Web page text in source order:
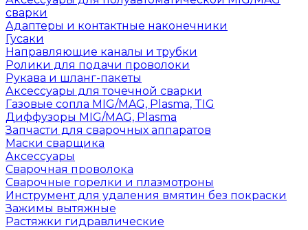
сварки
Адаптеры и контактные наконечники
Гусаки
Направляющие каналы и трубки
Ролики для подачи проволоки
Рукава и шланг-пакеты
Аксессуары для точечной сварки
Газовые сопла MIG/MAG, Plasma, TIG
Диффузоры MIG/MAG, Plasma
Запчасти для сварочных аппаратов
Маски сварщика
Аксессуары
Сварочная проволока
Сварочные горелки и плазмотроны
Инструмент для удаления вмятин без покраски
Зажимы вытяжные
Растяжки гидравлические